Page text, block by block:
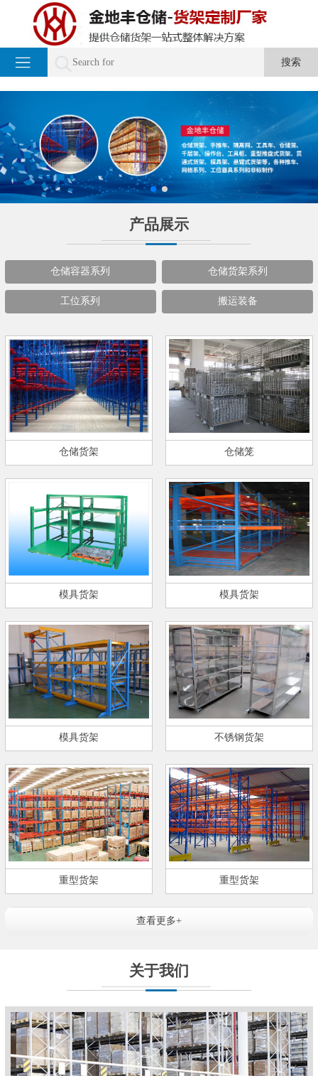
产品展示
仓储容器系列 仓储货架系列
工位系列 搬运装备
仓储货架 仓储笼
模具货架 模具货架
模具货架 不锈钢货架
重型货架 重型货架
查看更多+
关于我们